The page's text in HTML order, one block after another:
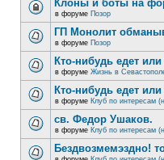
Клоны и боты на
в форуме Позор
ГП Монолит
в форуме Позор
Кто-нибудь едет
в форуме Жизнь в
Кто-нибудь едет
в форуме Клуб по интересам
св. Федор Ушаков.
в форуме Клуб по интересам
Бездвозмемэздно!